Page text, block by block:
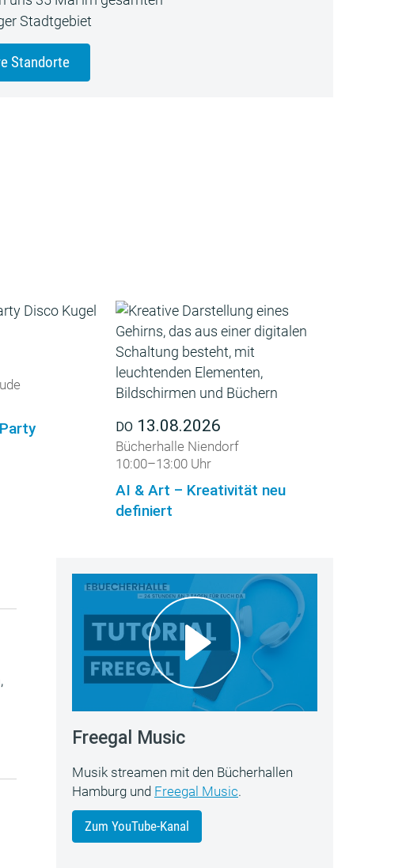
Stadtgebiet
Standorte
DO 13.08.2026
Bücherhalle Niendorf
10:00–13:00 Uhr
AI & Art – Kreativität neu
definiert
Freegal Music
Musik streamen mit den Bücherhallen
Hamburg und Freegal Music.
Zum YouTube-Kanal